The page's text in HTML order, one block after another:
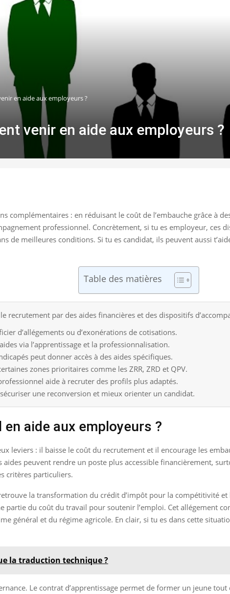
en aide aux employeurs ?
venir en aide aux employeurs ?
complémentaires : en réduisant le coût de l’embauche grâce à
professionnel. Concrètement, si tu es employeur, ces
de meilleures conditions. Si tu es candidat, ils peuvent aussi
Table des matières
le recrutement par des aides financières et des dispositifs
d’allégements ou d’exonérations de cotisations.
via l’apprentissage et la professionnalisation.
peut donner accès à des aides spécifiques.
zones prioritaires comme les ZRR, ZRD et QPV.
aide à recruter des profils plus adaptés.
une reconversion et mieux orienter un candidat.
aide aux employeurs ?
leviers : il baisse le coût du recrutement et il encourage les
aides peuvent rendre un poste plus accessible financièrement,
critères particuliers.
la transformation du crédit d’impôt pour la compétitivité et
partie du coût du travail pour soutenir l’emploi. Cet allégement
général et du régime agricole. En clair, si tu es dans cette
la traduction technique ?
Le contrat d’apprentissage permet de former un jeune